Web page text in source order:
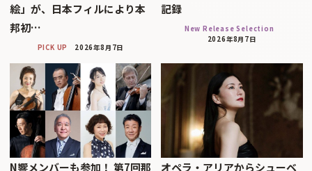
絵」が、日本フィルにより本
邦初…
PICK UP 2026年8月7日
記録
New Release Selection
2026年8月7日
N響メンバーも参加！ 第7回那 オペラ・アリアからシューベ